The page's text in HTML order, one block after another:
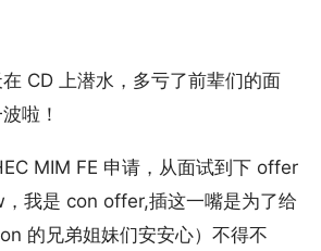
CD 上潜水，多亏了前辈们的面
啦！
MIM FE 申请，从面试到下 offer
我是 con offer,插这一嘴是为了给
的兄弟姐妹们安安心）不得不